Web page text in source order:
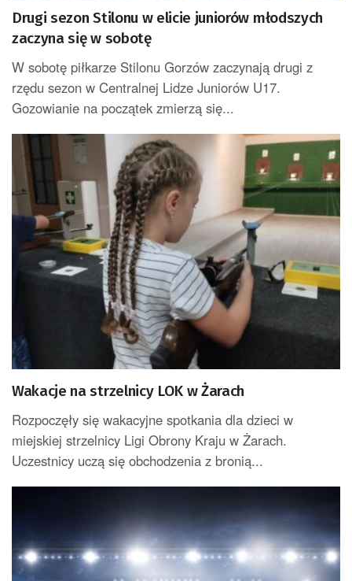
Drugi sezon Stilonu w elicie juniorów młodszych
zaczyna się w sobotę
W sobotę piłkarze Stilonu Gorzów zaczynają drugi z
rzędu sezon w Centralnej Lidze Juniorów U17.
Gozowianie na początek zmierzą się...
Wakacje na strzelnicy LOK w Żarach
Rozpoczęły się wakacyjne spotkania dla dzieci w
miejskiej strzelnicy Ligi Obrony Kraju w Żarach.
Uczestnicy uczą się obchodzenia z bronią...